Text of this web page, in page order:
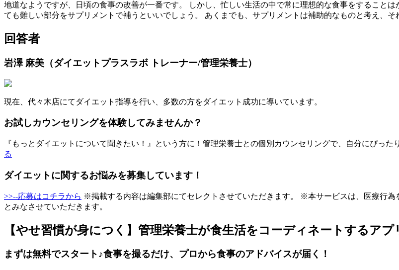
地道なようですが、日頃の食事の改善が一番です。 しかし、忙しい生活の中で常に理想的な食事をすること
ても難しい部分をサプリメントで補うといいでしょう。 あくまでも、サプリメントは補助的なものと考え、
回答者
岩澤 麻美（ダイエットプラスラボ トレーナー/管理栄養士）
現在、代々木店にてダイエット指導を行い、多数の方をダイエット成功に導いています。
お試しカウンセリングを体験してみませんか？
『もっとダイエットについて聞きたい！』という方に！管理栄養士との個別カウンセリングで、自分にぴった
る
ダイエットに関するお悩みを募集しています！
>>--応募はコチラから ※掲載する内容は編集部にてセレクトさせていただきます。 ※本サービスは、医療行
とみなさせていただきます。
【やせ習慣が身につく】管理栄養士が食生活をコーディネートするアプ
まずは無料でスタート♪食事を撮るだけ、プロから食事のアドバイスが届く！